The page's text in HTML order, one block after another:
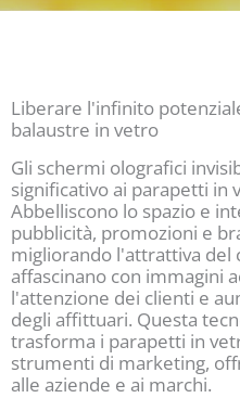
Liberare l'infinito
balaustre in vetro
Gli schermi olografici
significativo ai parapetti in
Abbelliscono lo spazio e
pubblicità, promozioni e
migliorando l'attrattiva del
affascinano con immagini
l'attenzione dei clienti e
degli affittuari. Questa
trasforma i parapetti in
strumenti di marketing,
alle aziende e ai marchi.